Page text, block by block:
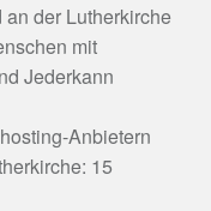
der Lutherkirche
mit
Jederkann
Anbietern
15